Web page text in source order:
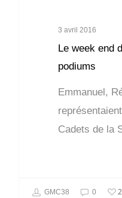
3 avril 2016
Le week end
podiums
Emmanuel,
Cadets de la
GMC38 0 2